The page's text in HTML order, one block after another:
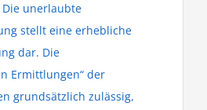
Die unerlaubte
stellt eine erhebliche
dar. Die
Ermittlungen“ der
grundsätzlich zulässig,